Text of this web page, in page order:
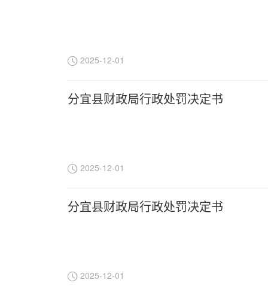
2025-12-01
分宜县财政局行政处罚决定书
2025-12-01
分宜县财政局行政处罚决定书
2025-12-01